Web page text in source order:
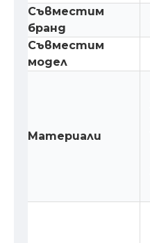
Съвместим
бранд
Съвместим
модел
Материали